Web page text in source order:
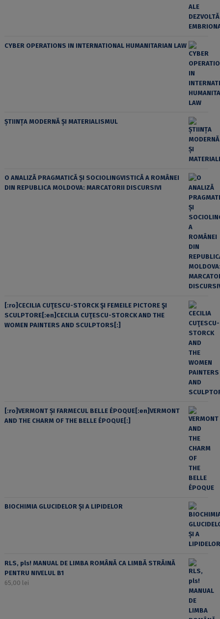
CYBER OPERATIONS IN INTERNATIONAL HUMANITARIAN LAW
ȘTIINȚA MODERNĂ ȘI MATERIALISMUL
O ANALIZĂ PRAGMATICĂ ȘI SOCIOLINGVISTICĂ A ROMÂNEI
DIN REPUBLICA MOLDOVA: MARCATORII DISCURSIVI
[:ro]CECILIA CUŢESCU-STORCK ŞI FEMEILE PICTORE ŞI
SCULPTORE[:en]CECILIA CUŢESCU-STORCK AND THE
WOMEN PAINTERS AND SCULPTORS[:]
[:ro]VERMONT ȘI FARMECUL BELLE ÉPOQUE[:en]VERMONT
AND THE CHARM OF THE BELLE ÉPOQUE[:]
BIOCHIMIA GLUCIDELOR ȘI A LIPIDELOR
RLS, pls! MANUAL DE LIMBA ROMÂNĂ CA LIMBĂ STRĂINĂ
PENTRU NIVELUL B1
65,00 lei